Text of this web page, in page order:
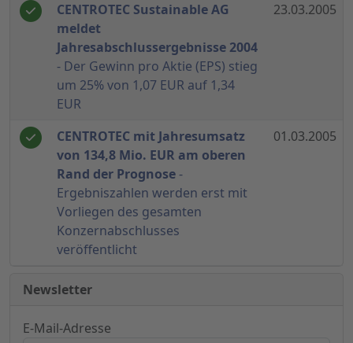
CENTROTEC Sustainable AG
meldet
Jahresabschlussergebnisse 2004
- Der Gewinn pro Aktie (EPS) stieg
um 25% von 1,07 EUR auf 1,34
EUR
23.03.2005
CENTROTEC mit Jahresumsatz
von 134,8 Mio. EUR am oberen
Rand der Prognose-
Ergebniszahlen werden erst mit
Vorliegen des gesamten
Konzernabschlusses
veröffentlicht
01.03.2005
Newsletter
E-Mail-Adresse